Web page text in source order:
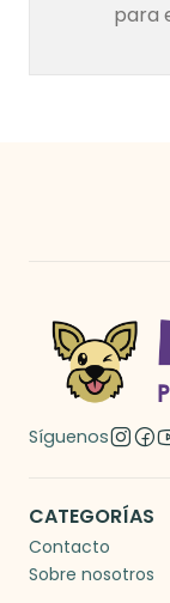
para
Síguenos
CATEGORÍAS
Contacto
Sobre nosotros